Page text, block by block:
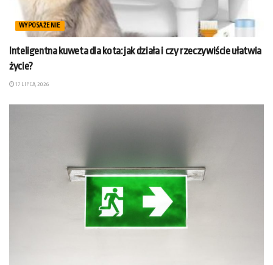
WYPOSAŻENIE
Inteligentna kuweta dla kota: jak działa i czy rzeczywiście ułatwia
życie?
17 LIPCA, 2026